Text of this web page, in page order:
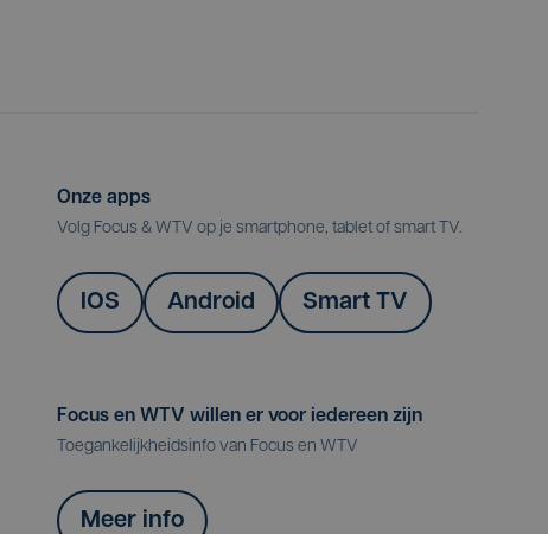
Onze apps
Volg Focus & WTV op je smartphone, tablet of smart TV.
IOS Android Smart TV
Focus en WTV willen er voor iedereen zijn
Toegankelijkheidsinfo van Focus en WTV
Meer info